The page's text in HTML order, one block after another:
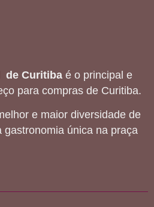
de Curitiba é o principal e
para compras de Curitiba.
e maior diversidade de
gastronomia única na praça